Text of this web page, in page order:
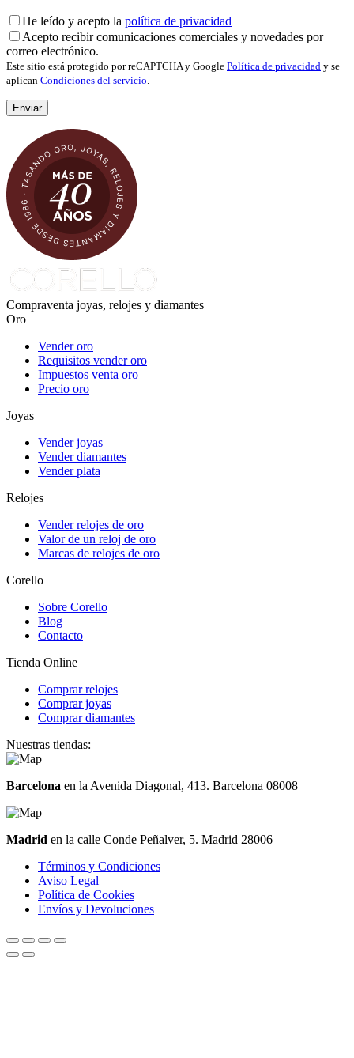
He leído y acepto la política de privacidad
Acepto recibir comunicaciones comerciales y novedades por
correo electrónico.
Este sitio está protegido por reCAPTCHA y Google Política de privacidad y se
aplican Condiciones del servicio
Compraventa joyas, relojes y diamantes
Oro
Vender oro
Requisitos vender oro
Impuestos venta oro
Precio oro
Joyas
Vender joyas
Vender diamantes
Vender plata
Relojes
Vender relojes de oro
Valor de un reloj de oro
Marcas de relojes de oro
Corello
Sobre Corello
Blog
Contacto
Tienda Online
Comprar relojes
Comprar joyas
Comprar diamantes
Nuestras tiendas:
Barcelona en la Avenida Diagonal, 413. Barcelona 08008
Madrid en la calle Conde Peñalver, 5. Madrid 28006
Términos y Condiciones
Aviso Legal
Política de Cookies
Envíos y Devoluciones